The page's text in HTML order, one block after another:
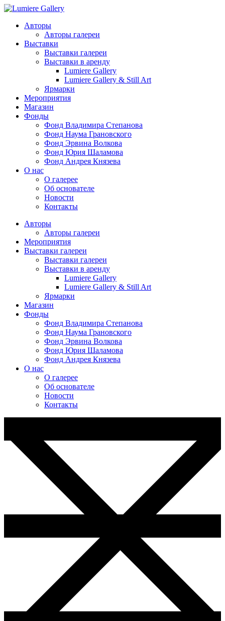
Авторы
Авторы галереи
Выставки
Выставки галереи
Выставки в аренду
Lumiere Gallery
Lumiere Gallery & Still Art
Ярмарки
Мероприятия
Магазин
Фонды
Фонд Владимира Степанова
Фонд Наума Грановского
Фонд Эрвина Волкова
Фонд Юрия Шаламова
Фонд Андрея Князева
О нас
О галерее
Об основателе
Новости
Контакты
Авторы
Авторы галереи
Мероприятия
Выставки галереи
Выставки галереи
Выставки в аренду
Lumiere Gallery
Lumiere Gallery & Still Art
Ярмарки
Магазин
Фонды
Фонд Владимира Степанова
Фонд Наума Грановского
Фонд Эрвина Волкова
Фонд Юрия Шаламова
Фонд Андрея Князева
О нас
О галерее
Об основателе
Новости
Контакты